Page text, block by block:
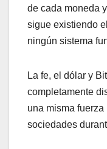
de cada moneda
sigue existiendo
ningún sistema
La fe, el dólar y
completamente
una misma
sociedades